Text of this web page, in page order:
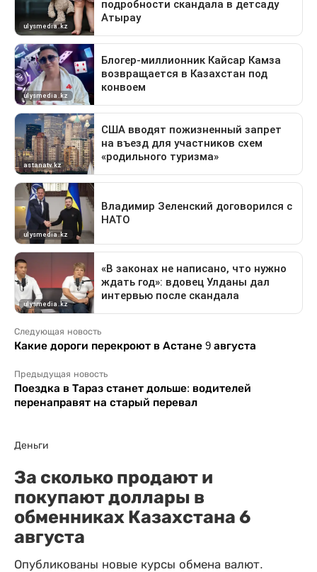
Следующая новость
Какие дороги перекроют в Астане 9 августа
Предыдущая новость
Поездка в Тараз станет дольше: водителей
перенаправят на старый перевал
Деньги
За сколько продают и
покупают доллары в
обменниках Казахстана 6
августа
Опубликованы новые курсы обмена валют.